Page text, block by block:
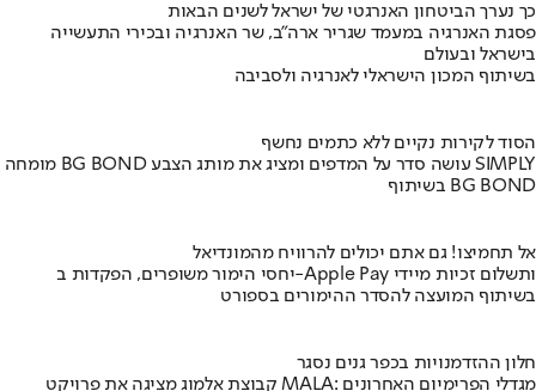
כך נערך הביטחון האנרגטי של ישראל לשנים הבאות
פסגת האנרגיה במעמד שגריר ארה"ב, שר האנרגיה ובכירי התעשייה
בישראל ובעולם
בשיתוף המכון הישראלי לאנרגיה ולסביבה
הסוד לקירות נקיים ללא כתמים נחשף
מומחה BG BOND עושה סדר על המדפים ומציג את מותג הצבע SIMPLY
בשיתוף BG BOND
אל תחמיצו! גם אתם יכולים להרוויח מהמונדיאל
יחסי הימור משופרים, הפקדות ב-Apple Pay ותשלום זכיות מיידי
בשיתוף המועצה להסדר ההימורים בספורט
חלון ההזדמנויות בכפר גנים נסגר
קבוצת אלמוג מציגה את פרויקט MALA: מגדלי הפרימיום האחרונים